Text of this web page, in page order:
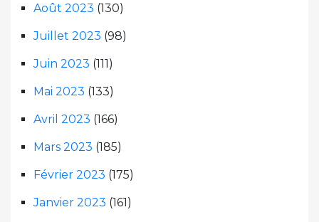
Août 2023 (130)
Juillet 2023 (98)
Juin 2023 (111)
Mai 2023 (133)
Avril 2023 (166)
Mars 2023 (185)
Février 2023 (175)
Janvier 2023 (161)